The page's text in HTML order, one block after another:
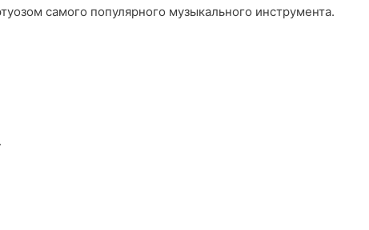
самого популярного музыкального инструмента.